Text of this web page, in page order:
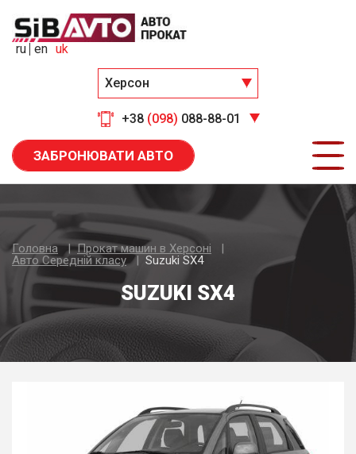
Херсон
+38 (098) 088-88-01
ru en uk
ЗАБРОНЮВАТИ АВТО
Головна
Прокат машин в Херсоні
Авто Середнiй класу
Suzuki SX4
SUZUKI SX4